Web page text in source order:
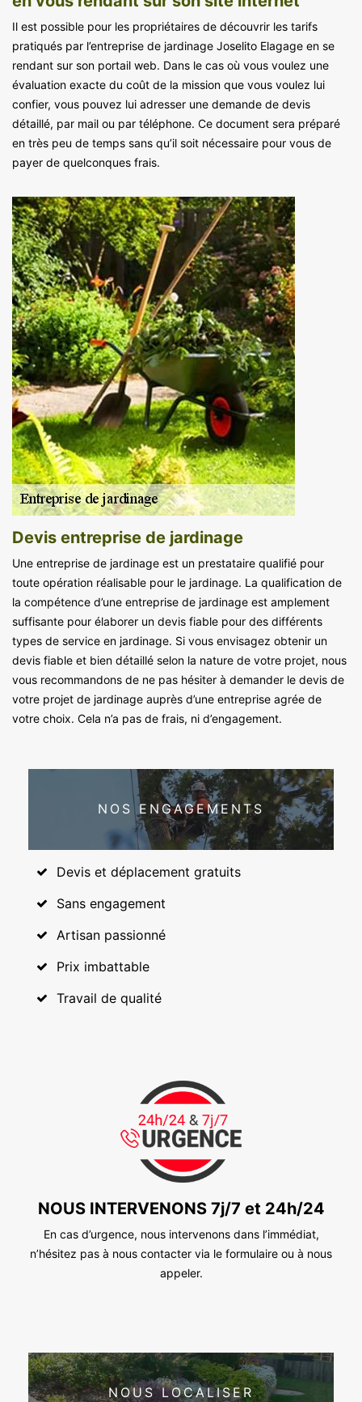
Il est possible pour les propriétaires de découvrir les tarifs
pratiqués par l’entreprise de jardinage Joselito Elagage en se
rendant sur son portail web. Dans le cas où vous voulez une
évaluation exacte du coût de la mission que vous voulez lui
confier, vous pouvez lui adresser une demande de devis
détaillé, par mail ou par téléphone. Ce document sera préparé
en très peu de temps sans qu’il soit nécessaire pour vous de
payer de quelconques frais.
Devis entreprise de jardinage
Une entreprise de jardinage est un prestataire qualifié pour
toute opération réalisable pour le jardinage. La qualification de
la compétence d’une entreprise de jardinage est amplement
suffisante pour élaborer un devis fiable pour des différents
types de service en jardinage. Si vous envisagez obtenir un
devis fiable et bien détaillé selon la nature de votre projet, nous
vous recommandons de ne pas hésiter à demander le devis de
votre projet de jardinage auprès d’une entreprise agrée de
votre choix. Cela n’a pas de frais, ni d’engagement.
NOS ENGAGEMENTS
Devis et déplacement gratuits
Sans engagement
Artisan passionné
Prix imbattable
Travail de qualité
NOUS INTERVENONS 7j/7 et 24h/24
En cas d’urgence, nous intervenons dans l’immédiat,
n’hésitez pas à nous contacter via le formulaire ou à nous
appeler.
NOUS LOCALISER